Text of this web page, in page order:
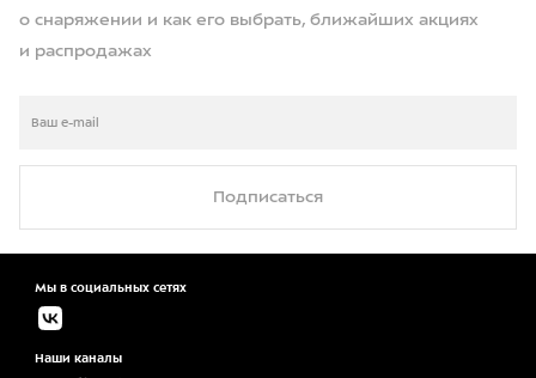
о снаряжении и как его выбрать, ближайших акциях
и распродажах
Подписаться
Мы в социальных сетях
Наши каналы